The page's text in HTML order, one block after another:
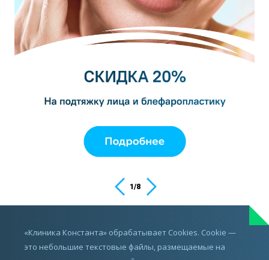
1/8
ИМЕЮТСЯ ПРОТИВОПОКАЗАНИЯ,
ПРОКОНСУЛЬТИРУЙТЕСЬ С ВРАЧОМ
«Клиника Константа» обрабатывает Cookies. Cookie —
это небольшие текстовые файлы, размещаемые на